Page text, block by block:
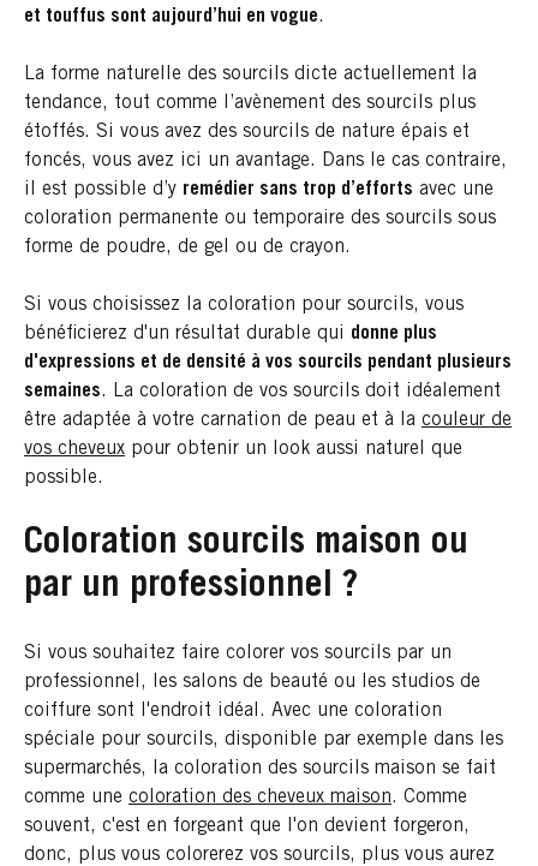
et touffus sont aujourd’hui en vogue.
La forme naturelle des sourcils dicte actuellement la
tendance, tout comme l’avènement des sourcils plus
étoffés. Si vous avez des sourcils de nature épais et
foncés, vous avez ici un avantage. Dans le cas contraire,
il est possible d’y remédier sans trop d’efforts avec une
coloration permanente ou temporaire des sourcils sous
forme de poudre, de gel ou de crayon.
Si vous choisissez la coloration pour sourcils, vous
bénéficierez d'un résultat durable qui donne plus
d'expressions et de densité à vos sourcils pendant plusieurs
semaines. La coloration de vos sourcils doit idéalement
être adaptée à votre carnation de peau et à la couleur de
vos cheveux pour obtenir un look aussi naturel que
possible.
Coloration sourcils maison ou
par un professionnel ?
Si vous souhaitez faire colorer vos sourcils par un
professionnel, les salons de beauté ou les studios de
coiffure sont l'endroit idéal. Avec une coloration
spéciale pour sourcils, disponible par exemple dans les
supermarchés, la coloration des sourcils maison se fait
comme une coloration des cheveux maison. Comme
souvent, c'est en forgeant que l'on devient forgeron,
donc, plus vous colorerez vos sourcils, plus vous aurez